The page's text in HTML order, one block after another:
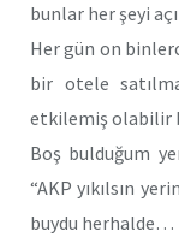
bunlar her şeyi
Her gün on
bir otele
etkilemiş olabilir
Boş bulduğum
“AKP yıkılsın
buydu herhalde…